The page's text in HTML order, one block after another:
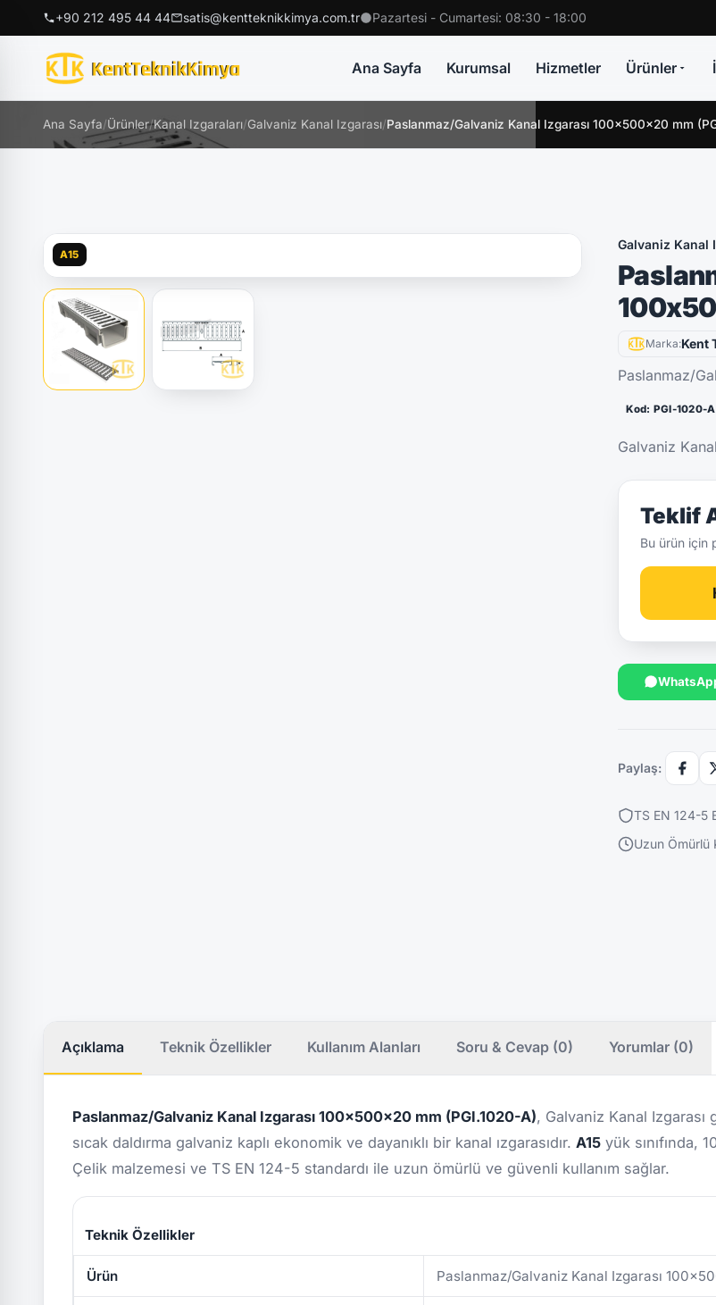
+90 212 495 44 44 satis@kentteknikkimya.com.tr Pazartesi - Cumartesi: 08:30 - 18:00
Ana Sayfa Kurumsal Hizmetler Ürünler
Ana Sayfa/Ürünler/Kanal Izgaraları/Galvaniz Kanal Izgarası/Paslanmaz/Galvaniz Kanal Izgarası 100x500x20 mm
A15
Galvaniz Kanal
Marka:Kent
Paslanmaz/
Kod: PGI-1020-A
Galvaniz
Teklif
Bu ürün için
Paylaş:
TS EN 124-5
Uzun Ömürlü
Açıklama Teknik Özellikler Kullanım Alanları Soru & Cevap (0) Yorumlar (0)
Paslanmaz/Galvaniz Kanal Izgarası 100x500x20 mm (PGI.1020-A), Galvaniz Kanal
sıcak daldırma galvaniz kaplı ekonomik ve dayanıklı bir kanal ızgarasıdır. A15 yük sınıfında,
Çelik malzemesi ve TS EN 124-5 standardı ile uzun ömürlü ve güvenli kullanım sağlar.
Teknik Özellikler
Ürün Paslanmaz/Galvaniz Kanal Izgarası